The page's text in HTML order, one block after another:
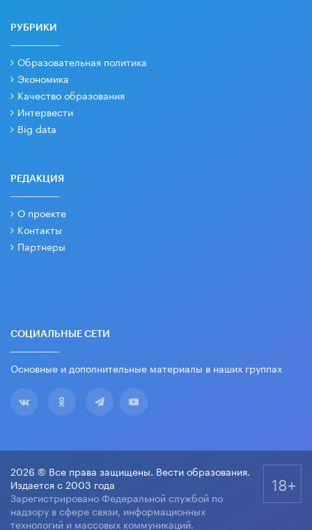
РУБРИКИ
Образовательная политика
Экономика
Качество образования
Интервести
Big data
РЕДАКЦИЯ
О проекте
Контакты
Партнеры
СОЦИАЛЬНЫЕ СЕТИ
Основные и дополнительные материалы в наших группах
2026 © Все права защищены. Вести образования.
Издается с 2003 года
Зарегистрировано Федеральной службой по
надзору в сфере связи, информационных
технологий и массовых коммуникаций.
18+